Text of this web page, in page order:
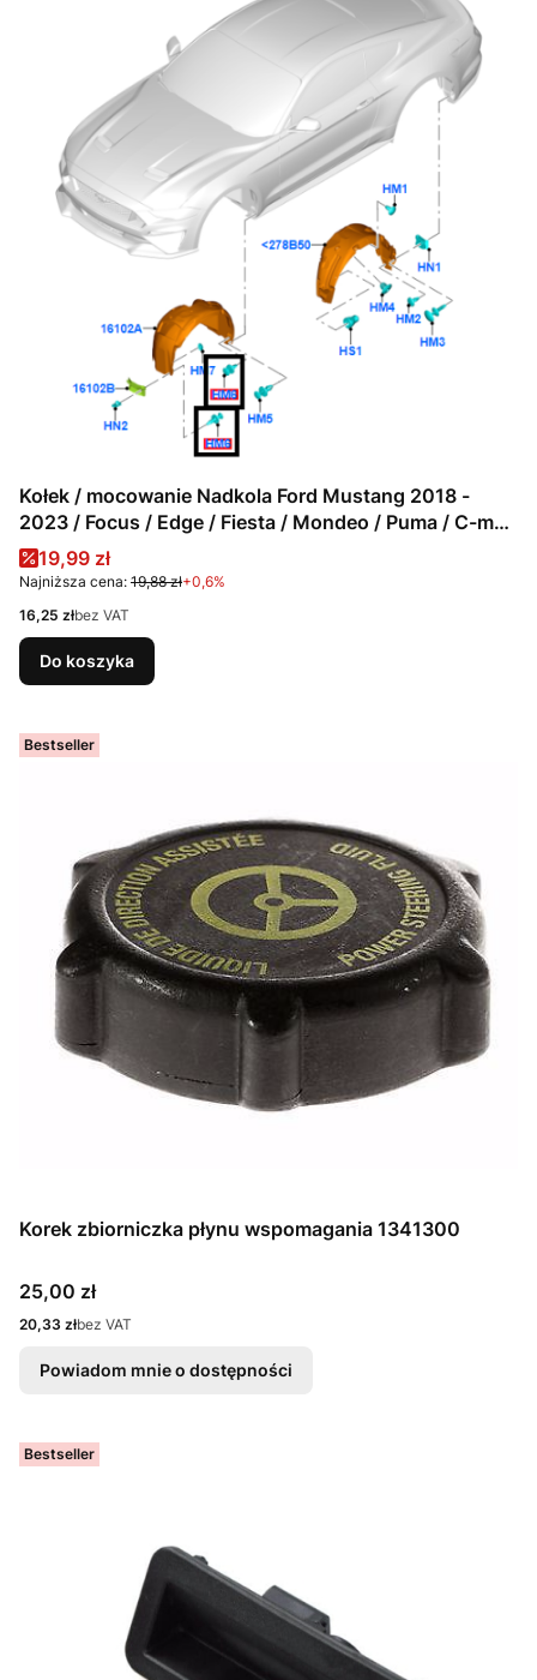
Kołek / mocowanie Nadkola Ford Mustang 2018 -
2023 / Focus / Edge / Fiesta / Mondeo / Puma / C-max
/ Transit / S-max / Galaxy
Cena promocyjna
19,99 zł
Najniższa cena: 19,88 zł+0,6%
Cena
16,25 złbez VAT
Do koszyka
Bestseller
Korek zbiorniczka płynu wspomagania 1341300
Cena
25,00 zł
Cena
20,33 złbez VAT
Powiadom mnie o dostępności
Bestseller